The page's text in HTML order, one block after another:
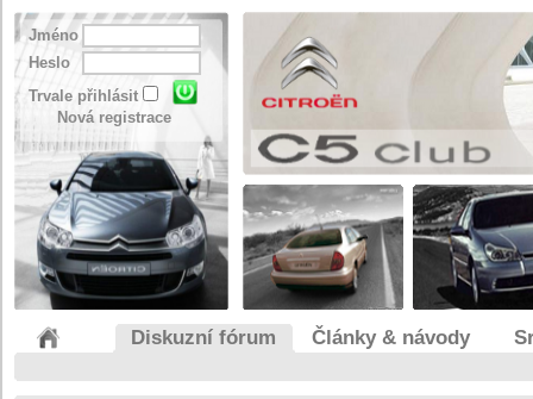
Jméno
Heslo
Trvale přihlásit
Nová registrace
Diskuzní fórum Články & návody